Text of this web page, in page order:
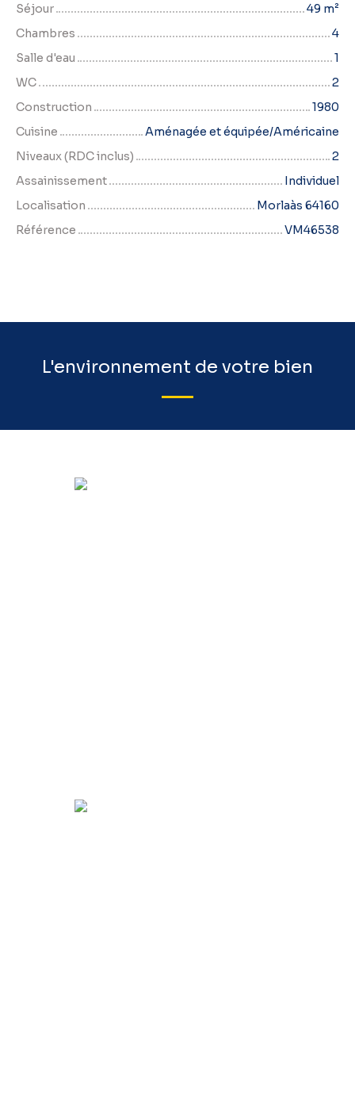
Séjour
49 m²
Chambres
4
Salle d'eau
1
WC
2
Construction
1980
Cuisine
Aménagée et équipée/Américaine
Niveaux (RDC inclus)
2
Assainissement
Individuel
Localisation
Morlaàs 64160
Référence
VM46538
L'environnement de votre bien